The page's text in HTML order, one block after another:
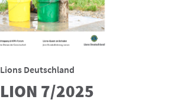
Lions Deutschland
LION 7/2025